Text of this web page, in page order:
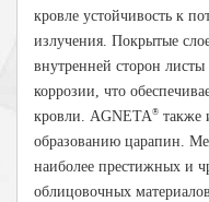
кровле устойчивость к
излучения. Покрытые
внутренней сторон
коррозии, что
кровли. AGNETA® также
образованию царапин.
наиболее престижных и
облицовочных